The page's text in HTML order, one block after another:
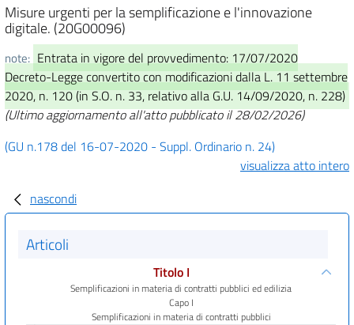
Misure urgenti per la semplificazione e l'innovazione
digitale. (20G00096)
note: Entrata in vigore del provvedimento: 17/07/2020
Decreto-Legge convertito con modificazioni dalla L. 11 settembre
2020, n. 120 (in S.O. n. 33, relativo alla G.U. 14/09/2020, n. 228)
(Ultimo aggiornamento all'atto pubblicato il 28/02/2026)
(GU n.178 del 16-07-2020 - Suppl. Ordinario n. 24)
visualizza atto intero
nascondi
Articoli
Titolo I
Semplificazioni in materia di contratti pubblici ed edilizia
Capo I
Semplificazioni in materia di contratti pubblici